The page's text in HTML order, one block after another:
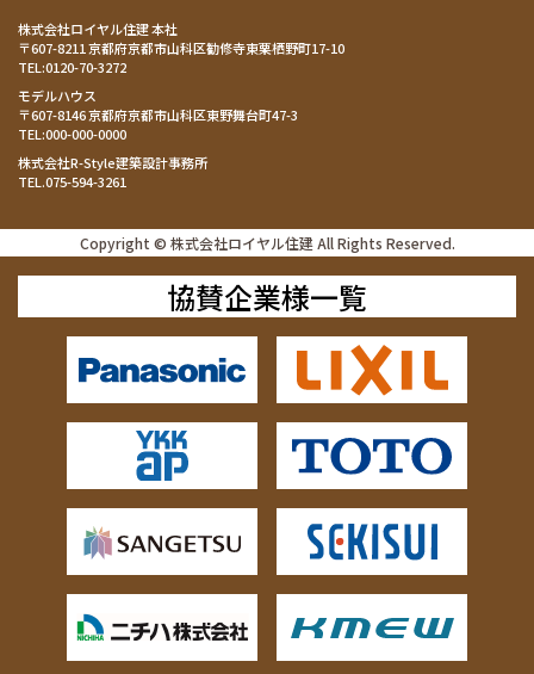
株式会社ロイヤル住建 本社
〒607-8211 京都府京都市山科区勧修寺東栗栖野町17-10
TEL:0120-70-3272
モデルハウス
〒607-8146 京都府京都市山科区東野舞台町47-3
TEL:000-000-0000
株式会社R-Style建築設計事務所
TEL.075-594-3261
Copyright © 株式会社ロイヤル住建 All Rights Reserved.
協賛企業様一覧